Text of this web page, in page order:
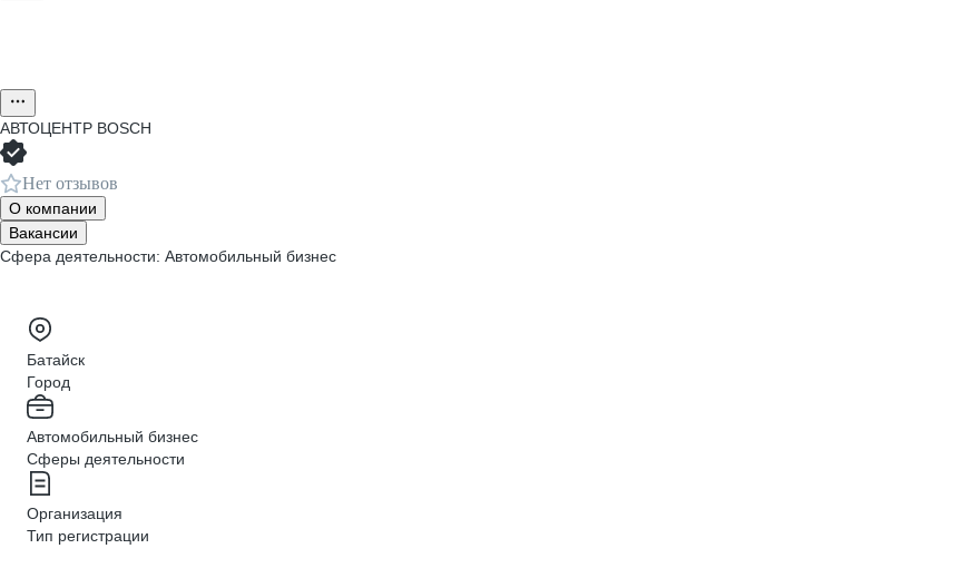
АВТОЦЕНТР BOSCH
Нет отзывов
О компании
Вакансии
Сфера деятельности: Автомобильный бизнес
Батайск
Город
Автомобильный бизнес
Сферы деятельности
Организация
Тип регистрации